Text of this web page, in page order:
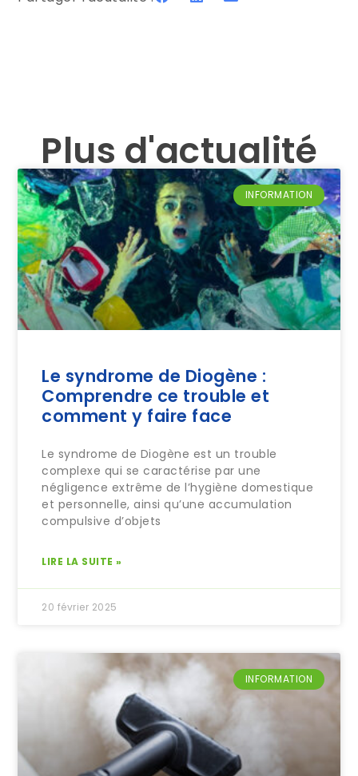
Plus d'actualité
INFORMATION
Le syndrome de Diogène :
Comprendre ce trouble et
comment y faire face
Le syndrome de Diogène est un trouble
complexe qui se caractérise par une
négligence extrême de l’hygiène domestique
et personnelle, ainsi qu’une accumulation
compulsive d’objets
LIRE LA SUITE »
20 février 2025
INFORMATION